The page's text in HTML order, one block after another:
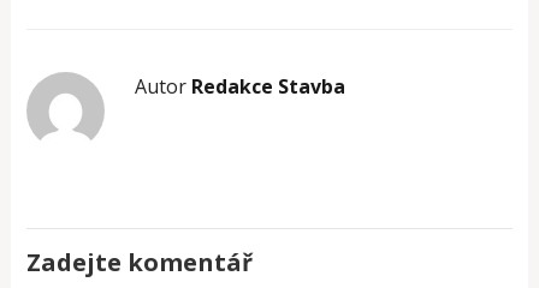
Autor Redakce Stavba
Zadejte komentář